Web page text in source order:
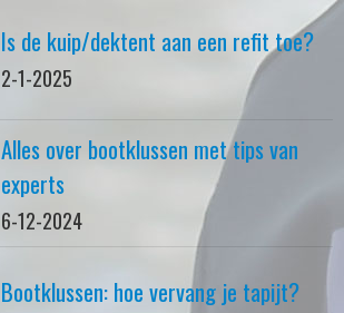
Is de kuip/dektent aan een refit toe?
2-1-2025
Alles over bootklussen met tips van
experts
6-12-2024
Bootklussen: hoe vervang je tapijt?